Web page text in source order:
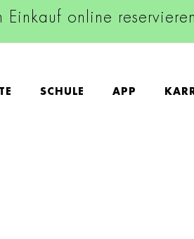
Einkauf online
SCHULE APP